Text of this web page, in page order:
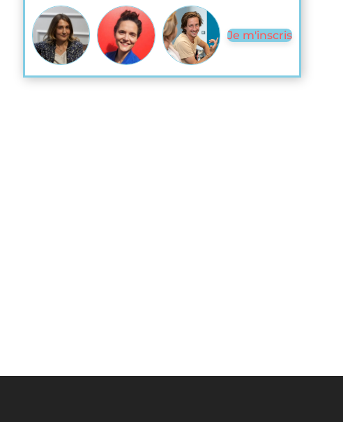
Je m'inscris